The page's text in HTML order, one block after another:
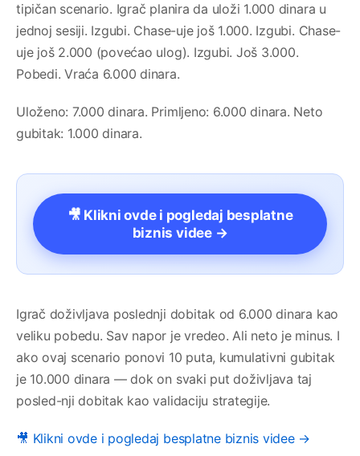
tipičan scenario. Igrač planira da uloži 1.000 dinara u
jednoj sesiji. Izgubi. Chase-uje još 1.000. Izgubi. Chase-
uje još 2.000 (povećao ulog). Izgubi. Još 3.000.
Pobedi. Vraća 6.000 dinara.
Uloženo: 7.000 dinara. Primljeno: 6.000 dinara. Neto
gubitak: 1.000 dinara.
🎥 Klikni ovde i pogledaj besplatne
biznis videe →
Igrač doživljava poslednji dobitak od 6.000 dinara kao
veliku pobedu. Sav napor je vredeo. Ali neto je minus. I
ako ovaj scenario ponovi 10 puta, kumulativni gubitak
je 10.000 dinara — dok on svaki put doživljava taj
posled-nji dobitak kao validaciju strategije.
🎥 Klikni ovde i pogledaj besplatne biznis videe →